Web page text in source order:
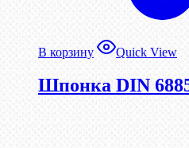
В корзину Quick View
Шпонка DIN